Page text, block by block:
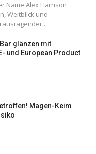
Name Alex Harrison
Weitblick und
glänzen mit
und European Product
Magen-Keim